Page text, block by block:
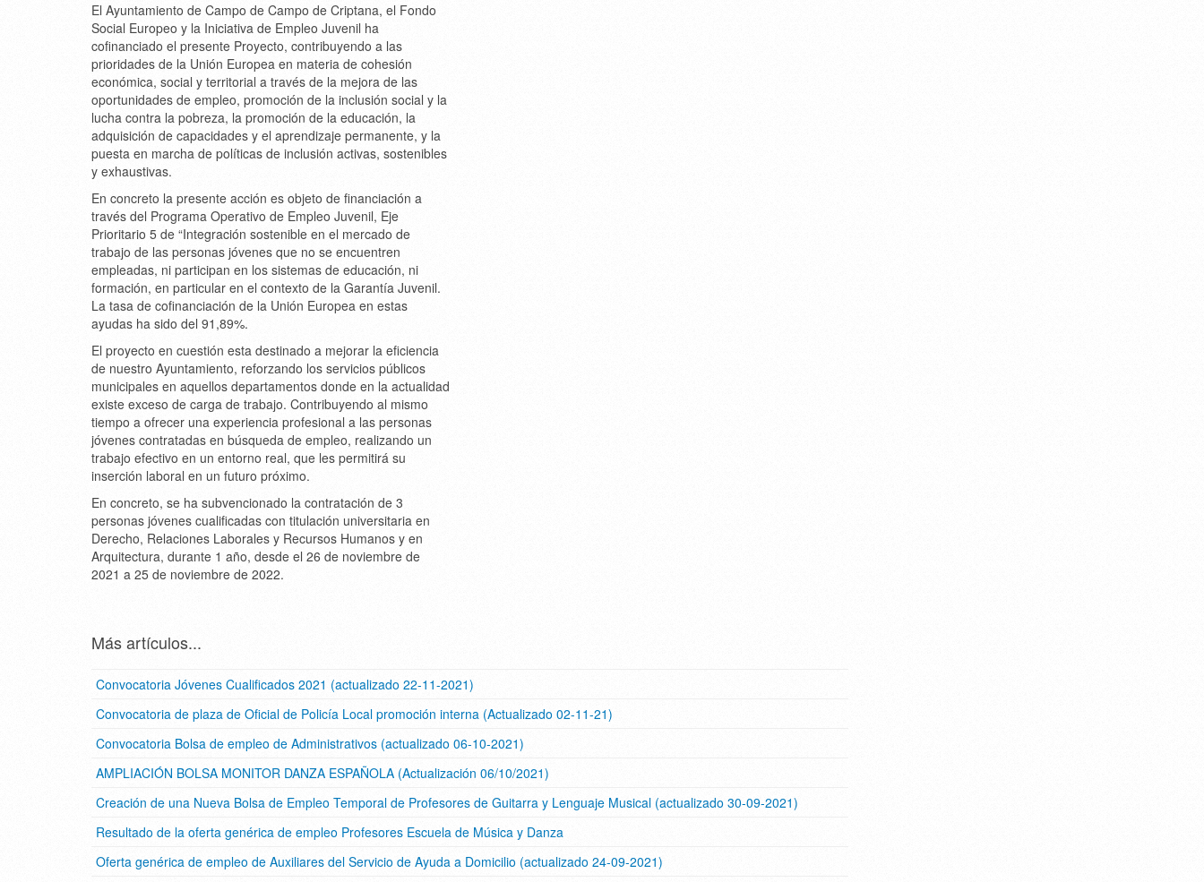
El Ayuntamiento de Campo de Campo de Criptana, el Fondo
Social Europeo y la Iniciativa de Empleo Juvenil ha
cofinanciado el presente Proyecto, contribuyendo a las
prioridades de la Unión Europea en materia de cohesión
económica, social y territorial a través de la mejora de las
oportunidades de empleo, promoción de la inclusión social y la
lucha contra la pobreza, la promoción de la educación, la
adquisición de capacidades y el aprendizaje permanente, y la
puesta en marcha de políticas de inclusión activas, sostenibles
y exhaustivas.
En concreto la presente acción es objeto de financiación a
través del Programa Operativo de Empleo Juvenil, Eje
Prioritario 5 de “Integración sostenible en el mercado de
trabajo de las personas jóvenes que no se encuentren
empleadas, ni participan en los sistemas de educación, ni
formación, en particular en el contexto de la Garantía Juvenil.
La tasa de cofinanciación de la Unión Europea en estas
ayudas ha sido del 91,89%.
El proyecto en cuestión esta destinado a mejorar la eficiencia
de nuestro Ayuntamiento, reforzando los servicios públicos
municipales en aquellos departamentos donde en la actualidad
existe exceso de carga de trabajo. Contribuyendo al mismo
tiempo a ofrecer una experiencia profesional a las personas
jóvenes contratadas en búsqueda de empleo, realizando un
trabajo efectivo en un entorno real, que les permitirá su
inserción laboral en un futuro próximo.
En concreto, se ha subvencionado la contratación de 3
personas jóvenes cualificadas con titulación universitaria en
Derecho, Relaciones Laborales y Recursos Humanos y en
Arquitectura, durante 1 año, desde el 26 de noviembre de
2021 a 25 de noviembre de 2022.
Más artículos...
Convocatoria Jóvenes Cualificados 2021 (actualizado 22-11-2021)
Convocatoria de plaza de Oficial de Policía Local promoción interna (Actualizado 02-11-21)
Convocatoria Bolsa de empleo de Administrativos (actualizado 06-10-2021)
AMPLIACIÓN BOLSA MONITOR DANZA ESPAÑOLA (Actualización 06/10/2021)
Creación de una Nueva Bolsa de Empleo Temporal de Profesores de Guitarra y Lenguaje Musical (actualizado 30-09-2021)
Resultado de la oferta genérica de empleo Profesores Escuela de Música y Danza
Oferta genérica de empleo de Auxiliares del Servicio de Ayuda a Domicilio (actualizado 24-09-2021)